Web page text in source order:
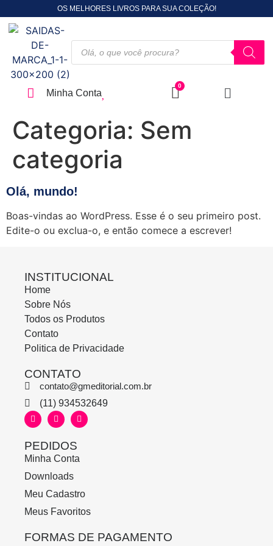
OS MELHORES LIVROS PARA SUA COLEÇÃO!
Minha Conta
Categoria: Sem
categoria
Olá, mundo!
Boas-vindas ao WordPress. Esse é o seu primeiro post.
Edite-o ou exclua-o, e então comece a escrever!
INSTITUCIONAL
Home
Sobre Nós
Todos os Produtos
Contato
Politica de Privacidade
CONTATO
contato@gmeditorial.com.br
(11) 934532649
PEDIDOS
Minha Conta
Downloads
Meu Cadastro
Meus Favoritos
FORMAS DE PAGAMENTO